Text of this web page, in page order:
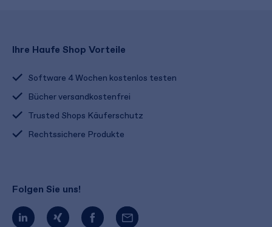
Ihre Haufe Shop Vorteile
Software 4 Wochen kostenlos testen
Bücher versandkostenfrei
Trusted Shops Käuferschutz
Rechtssichere Produkte
Folgen Sie uns!